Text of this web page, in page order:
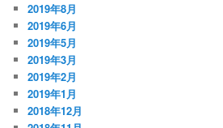
2019年8月
2019年6月
2019年5月
2019年3月
2019年2月
2019年1月
2018年12月